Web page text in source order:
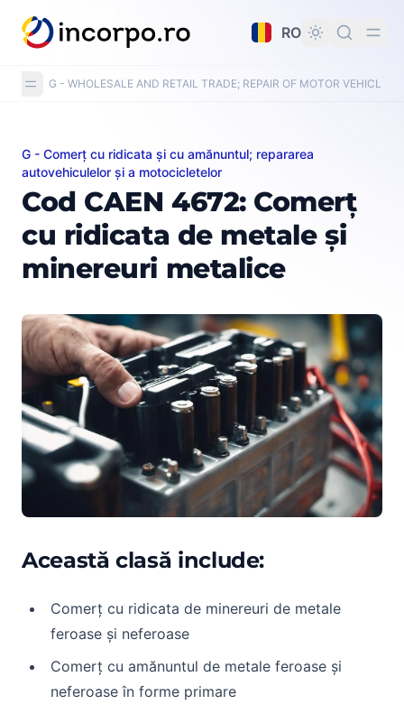
principal
RO
G - WHOLESALE AND RETAIL TRADE; REPAIR OF MOTOR VEHICLES
Cod CAEN 4672: Comerț cu ridicata de metale și
G - Comerț cu ridicata și cu amănuntul; repararea
autovehiculelor și a motocicletelor
Cod CAEN 4672: Comerț
cu ridicata de metale și
minereuri metalice
Această clasă include:
Comerț cu ridicata de minereuri de metale
feroase și neferoase
Comerț cu amănuntul de metale feroase și
neferoase în forme primare